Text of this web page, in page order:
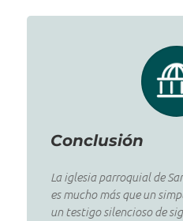
Conclusión
La iglesia parroquial de
es mucho más que un
un testigo silencioso de